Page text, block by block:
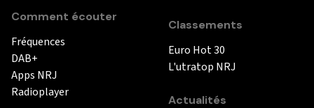
Comment écouter
Fréquences
DAB+
Apps NRJ
Radioplayer
Classements
Euro Hot 30
L'utratop NRJ
Actualités